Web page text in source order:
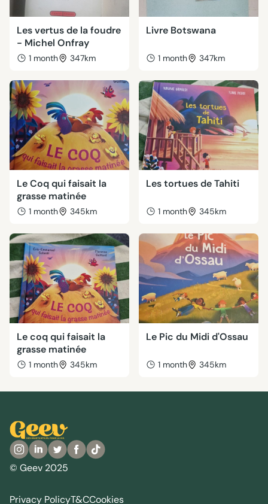
Les vertus de la foudre
- Michel Onfray
1 month 347km
Livre Botswana
1 month 347km
Le Coq qui faisait la
grasse matinée
1 month 345km
Les tortues de Tahiti
1 month 345km
Le coq qui faisait la
grasse matinée
1 month 345km
Le Pic du Midi d'Ossau
1 month 345km
© Geev 2025
Privacy PolicyT&CCookies